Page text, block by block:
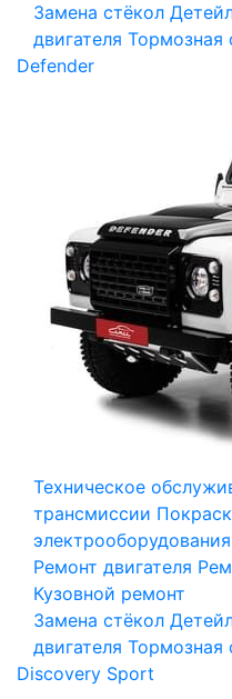
Замена стёкол
двигателя Тормозная
Defender
Техническое
трансмиссии
электрооборудования
Ремонт двигателя
Кузовной ремонт
Замена стёкол
двигателя Тормозная
Discovery Sport